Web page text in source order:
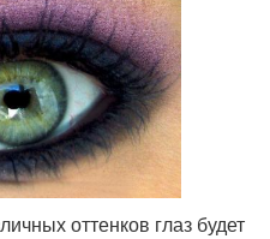
оттенков глаз будет